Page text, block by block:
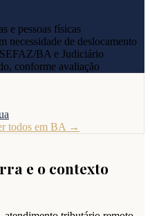
e pessoas físicas
de deslocamento
BA e Judiciário
conforme avaliação
todos em BA →
e o contexto